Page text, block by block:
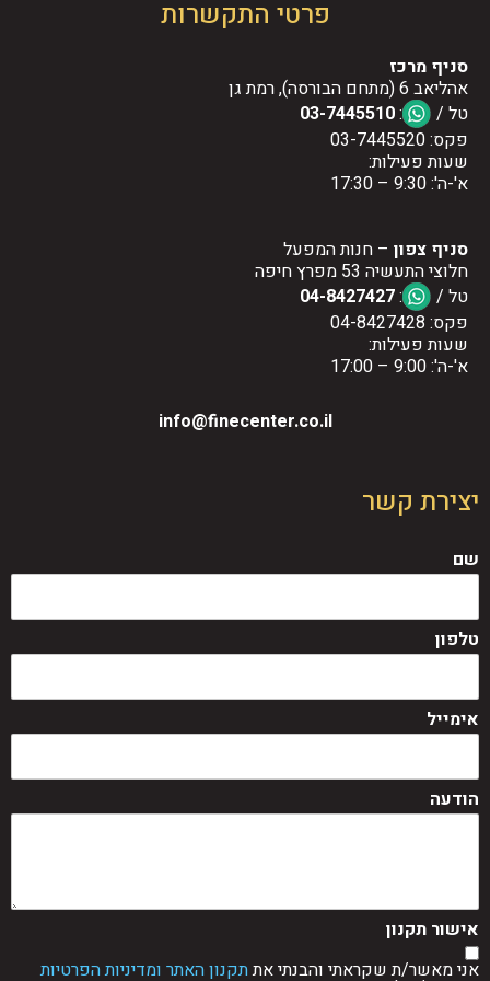
פרטי התקשרות
סניף מרכז
אהליאב 6 (מתחם הבורסה), רמת גן
טל /
:
03-7445510
פקס: 03-7445520
שעות פעילות:
א'-ה': 9:30 – 17:30
סניף צפון – חנות המפעל
חלוצי התעשיה 53 מפרץ חיפה
טל /
:
04-8427427
פקס: 04-8427428
שעות פעילות:
א'-ה': 9:00 – 17:00
info@finecenter.co.il
יצירת קשר
שם
טלפון
אימייל
הודעה
אישור תקנון
אני מאשר/ת שקראתי והבנתי אתתקנון האתר ומדיניות הפרטיות